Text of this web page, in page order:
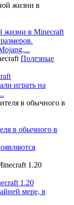
жизни в Minecraft
Полезные
играть на
в обычного в
1.20
мере, в